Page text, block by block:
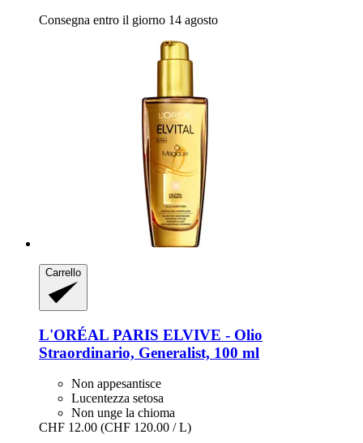
Consegna entro il giorno 14 agosto
Carrello
L'ORÉAL PARIS ELVIVE -​ Olio
Straordinario, Generalist, 100 ml
Non appesantisce
Lucentezza setosa
Non unge la chioma
CHF 12.00 (CHF 120.00 / L)